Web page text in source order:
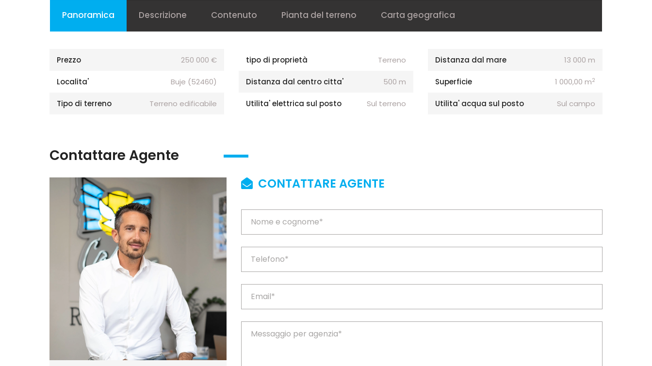
Panoramica Descrizione Contenuto Pianta del terreno Carta geografica
Prezzo 250 000 € tipo di proprietà Terreno Distanza dal mare 13 000 m
Localita' Buje (52460) Distanza dal centro citta' 500 m Superficie 1 000,00 m2
Tipo di terreno Terreno edificabile Utilita' elettrica sul posto Sul terreno Utilita' acqua sul posto Sul campo
Contattare Agente
CONTATTARE AGENTE